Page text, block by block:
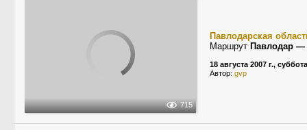
715
Павлодарская
Маршрут Павлодар
18 августа 2007 г., суббота
Автор: gvp